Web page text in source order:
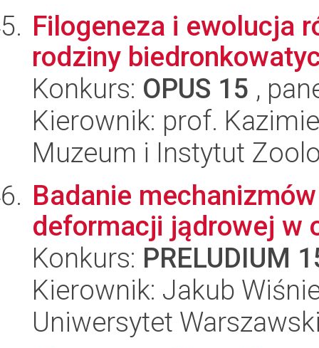
Filogeneza i ewolucja
rodziny
Konkurs: OPUS 15 ,
Kierownik: prof.
Muzeum i Instytut
Badanie
deformacji jądrowej w
Konkurs: PRELUDIUM
Kierownik: Jakub
Uniwersytet